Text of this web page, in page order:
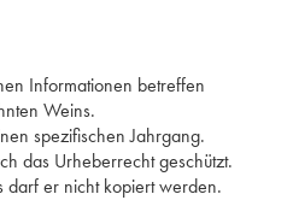
Informationen betreffen
Weins.
spezifischen Jahrgang.
das Urheberrecht geschützt.
darf er nicht kopiert werden.